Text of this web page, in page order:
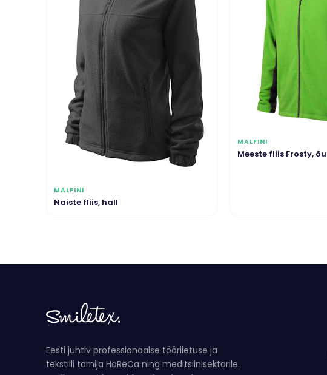
MALFINI
Naiste fliis, hall
MALFINI
Meeste fliis Frosty,
Eesti juhtiv professionaalse tööriietuse ja
tekstiili tarnija HoReCa ning meditsiinisektorile.